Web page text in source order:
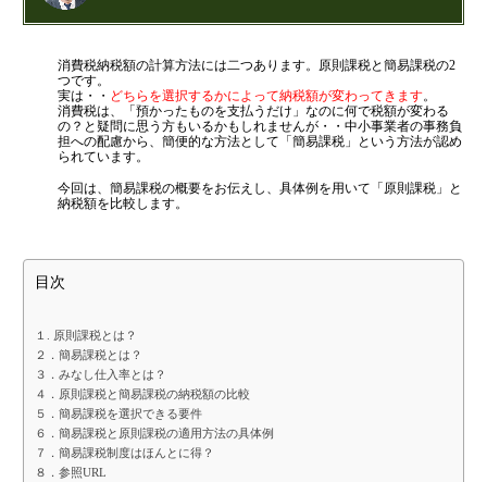
融資による資金調達について
融資を受けやすくする経営
金融機関から調達するメリットとデメリット
VCによる資金調達
通常料金
創業3年目までの特別料金
他の税理士事務所からの切り替えの場合
ベンチャー企業応援パック
記帳代行/その他
個人事業主のお客様
はまだ税理士法人の代表税理士
近畿税理士会 神戸支部：登録番号121899
日本公認会計士協会 兵庫会：登録番号17074
兵庫県行政書士会：登録番号19300373
1973年生まれ、大阪府豊中市出身
あずさ監査法人出身
クレアビズコンサルティング株式会社 ：代表取締役
YouTubeチャンネル：
消費税納税額の計算方法には二つあります。原則課税と簡易課税の2
つです。
実は・・ どちらを選択するかによって納税額が変わってきます。
消費税は、「預かったものを支払うだけ」なのに何で税額が変わる
の？と疑問に思う方もいるかもしれませんが・・中小事業者の事務負
担への配慮から、簡便的な方法として「簡易課税」という方法が認め
られています。
今回は、簡易課税の概要をお伝えし、具体例を用いて「原則課税」と
納税額を比較します。
目次
１. 原則課税とは？
２．簡易課税とは？
３．みなし仕入率とは？
４．原則課税と簡易課税の納税額の比較
５．簡易課税を選択できる要件
６．簡易課税と原則課税の適用方法の具体例
７．簡易課税制度はほんとに得？
８．参照URL